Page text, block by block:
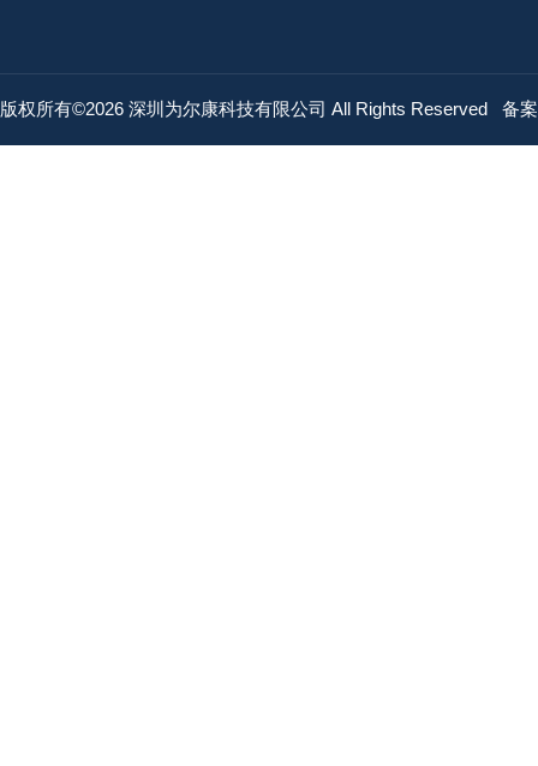
版权所有©2026 深圳为尔康科技有限公司 All Rights Reserved 备